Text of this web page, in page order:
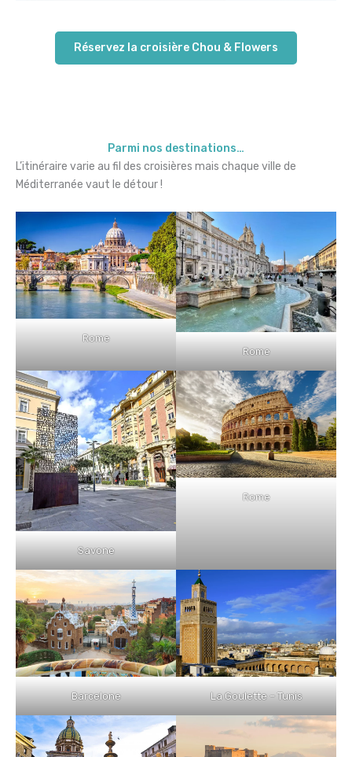
Réservez la croisière Chou & Flowers
Parmi nos destinations…
L’itinéraire varie au fil des croisières mais chaque ville de
Méditerranée vaut le détour !
Rome
Rome
Savone
Rome
Barcelone La Goulette – Tunis